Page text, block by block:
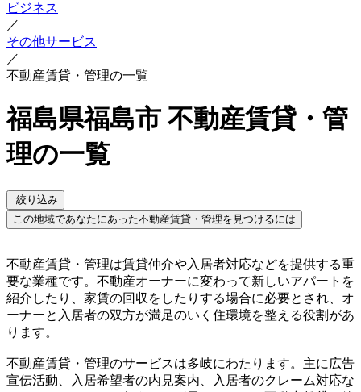
ビジネス
／
その他サービス
／
不動産賃貸・管理の一覧
福島県福島市 不動産賃貸・管
理の一覧
絞り込み
この地域であなたにあった不動産賃貸・管理を見つけるには
不動産賃貸・管理は賃貸仲介や入居者対応などを提供する重
要な業種です。不動産オーナーに変わって新しいアパートを
紹介したり、家賃の回収をしたりする場合に必要とされ、オ
ーナーと入居者の双方が満足のいく住環境を整える役割があ
ります。
不動産賃貸・管理のサービスは多岐にわたります。主に広告
宣伝活動、入居希望者の内見案内、入居者のクレーム対応な